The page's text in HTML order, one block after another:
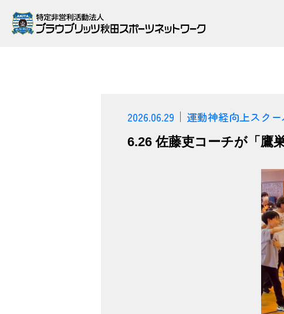
2026.06.29 運動神経向上スク
6.26 佐藤吏コーチが「鷹